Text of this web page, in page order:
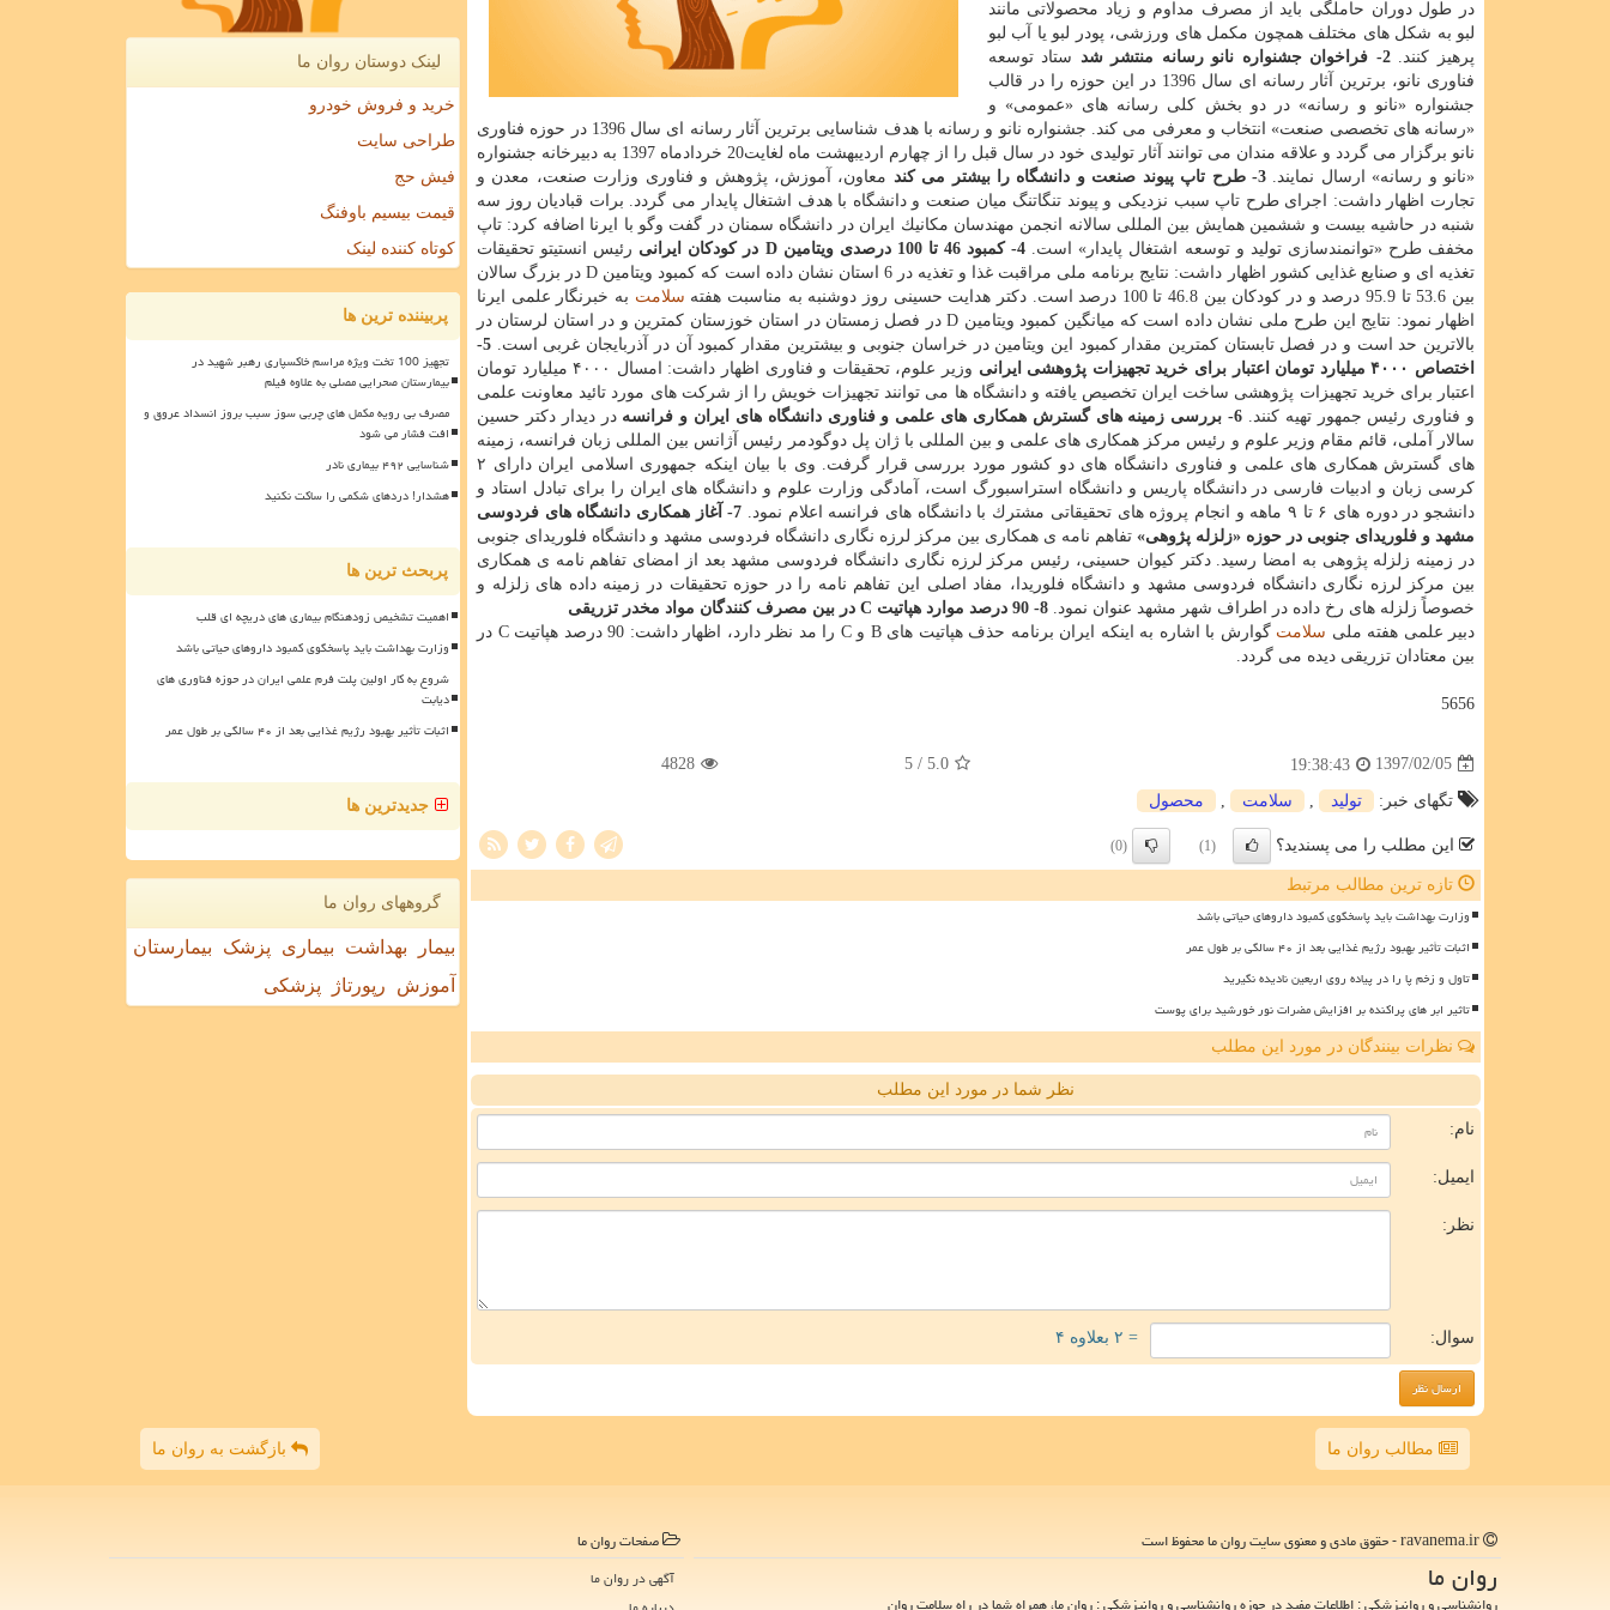
در طول دوران حاملگی باید از مصرف مداوم و زیاد محصولاتی مانند
لبو به شكل های مختلف همچون مكمل های ورزشی، پودر لبو یا آب لبو
پرهیز كنند.2- فراخوان جشنواره نانو رسانه منتشر شد
ستاد توسعه
فناوری نانو، برترین آثار رسانه ای سال 1396 در این حوزه را در قالب
جشنواره «نانو و رسانه» در دو بخش كلی رسانه های «عمومی» و
«رسانه های تخصصی صنعت» انتخاب و معرفی می كند. جشنواره نانو و رسانه با هدف شناسایی برترین آثار رسانه ای سال 1396 در حوزه فناوری
نانو برگزار می گردد و علاقه مندان می توانند آثار تولیدی خود در سال قبل را از چهارم اردیبهشت ماه لغایت20 خردادماه 1397 به دبیرخانه جشنواره
«نانو و رسانه» ارسال نمایند.3- طرح تاپ پیوند صنعت و دانشگاه را بیشتر می كند
معاون، آموزش، پژوهش و فناوری وزارت صنعت، معدن و
تجارت اظهار داشت: اجرای طرح تاپ سبب نزدیكی و پیوند تنگاتنگ میان صنعت و دانشگاه با هدف اشتغال پایدار می گردد. برات قبادیان روز سه
شنبه در حاشیه بیست و ششمین همایش بین المللی سالانه انجمن مهندسان مكانیك ایران در دانشگاه سمنان در گفت وگو با ایرنا اضافه كرد: تاپ
مخفف طرح «توانمندسازی تولید و توسعه اشتغال پایدار» است. 4- كمبود 46 تا 100 درصدی ویتامین D در كودكان ایرانی
رئیس انستیتو تحقیقات
تغذیه ای و صنایع غذایی كشور اظهار داشت: نتایج برنامه ملی مراقبت غذا و تغذیه در 6 استان نشان داده است كه كمبود ویتامین D در بزرگ سالان
بین 53.6 تا 95.9 درصد و در كودكان بین 46.8 تا 100 درصد است. دكتر هدایت حسینی روز دوشنبه به مناسبت هفته
سلامت به خبرنگار علمی ایرنا
اظهار نمود: نتایج این طرح ملی نشان داده است كه میانگین كمبود ویتامین D در فصل زمستان در استان خوزستان كمترین و در استان لرستان در
بالاترین حد است و در فصل تابستان كمترین مقدار كمبود این ویتامین در خراسان جنوبی و بیشترین مقدار كمبود آن در آذربایجان غربی است.
5-
اختصاص ۴۰۰۰ میلیارد تومان اعتبار برای خرید تجهیزات پژوهشی ایرانی
وزیر علوم، تحقیقات و فناوری اظهار داشت: امسال ۴۰۰۰ میلیارد تومان
اعتبار برای خرید تجهیزات پژوهشی ساخت ایران تخصیص یافته و دانشگاه ها می توانند تجهیزات خویش را از شركت های مورد تائید معاونت علمی
و فناوری رئیس جمهور تهیه كنند. 6- بررسی زمینه های گسترش همكاری های علمی و فناوری دانشگاه های ایران و فرانسه
در دیدار دكتر حسین
سالار آملی، قائم مقام وزیر علوم و رئیس مركز همكاری های علمی و بین المللی با ژان پل دوگودمر رئیس آژانس بین المللی زبان فرانسه، زمینه
های گسترش همكاری های علمی و فناوری دانشگاه های دو كشور مورد بررسی قرار گرفت. وی با بیان اینكه جمهوری اسلامی ایران دارای ۲
كرسی زبان و ادبیات فارسی در دانشگاه پاریس و دانشگاه استراسبورگ است، آمادگی وزارت علوم و دانشگاه های ایران را برای تبادل استاد و
دانشجو در دوره های ۶ تا ۹ ماهه و انجام پروژه های تحقیقاتی مشترك با دانشگاه های فرانسه اعلام نمود.
7- آغاز همكاری دانشگاه های فردوسی
مشهد و فلوریدای جنوبی در حوزه «زلزله پژوهی» تفاهم نامه ی همكاری بین مركز لرزه نگاری دانشگاه فردوسی مشهد و دانشگاه فلوریدای جنوبی
در زمینه زلزله پژوهی به امضا رسید. دكتر كیوان حسینی، رئیس مركز لرزه نگاری دانشگاه فردوسی مشهد بعد از امضای تفاهم نامه ی همكاری
بین مركز لرزه نگاری دانشگاه فردوسی مشهد و دانشگاه فلوریدا، مفاد اصلی این تفاهم نامه را در حوزه تحقیقات در زمینه داده های زلزله و
خصوصاً زلزله های رخ داده در اطراف شهر مشهد عنوان نمود. 8- 90 درصد موارد هپاتیت C در بین مصرف كنندگان مواد مخدر تزریقی
دبیر علمی هفته ملی سلامت
گوارش با اشاره به اینكه ایران برنامه حذف هپاتیت های B و C را مد نظر دارد، اظهار داشت: 90 درصد هپاتیت C در
بین معتادان تزریقی دیده می گردد.
5656
1397/02/05
19:38:43
5.0
/ 5
4828
تگهای خبر: تولید سلامت محصول
این مطلب را می پسندید؟ (1)
(0)
تازه ترین مطالب مرتبط
وزارت بهداشت باید پاسخگوی کمبود داروهای حیاتی باشد
اثبات تأثیر بهبود رژیم غذایی بعد از ۴۰ سالگی بر طول عمر
تاول و زخم پا را در پیاده روی اربعین نادیده نگیرید
تاثیر ابر های پراکنده بر افزایش مضرات نور خورشید برای پوست
نظرات بینندگان در مورد این مطلب
نظر شما در مورد این مطلب
نام:
ایمیل:
نظر:
سوال: = ۲ بعلاوه ۴
لینک دوستان روان ما
خرید و فروش خودرو
طراحی سایت
فیش حج
قیمت بیسیم باوفنگ
کوتاه کننده لینک
پربیننده ترین ها
تجهیز 100 تخت ویژه مراسم خاکسپاری رهبر شهید در
بیمارستان صحرایی مصلی به علاوه فیلم
مصرف بی رویه مکمل های چربی سوز سبب بروز انسداد عروق و
افت فشار می شود
شناسایی ۴۹۲ بیماری نادر
هشدار! دردهای شکمی را ساکت نکنید
پربحث ترین ها
اهمیت تشخیص زودهنگام بیماری های دریچه ای قلب
وزارت بهداشت باید پاسخگوی کمبود داروهای حیاتی باشد
شروع به کار اولین پلت فرم علمی ایران در حوزه فناوری های
دیابت
اثبات تأثیر بهبود رژیم غذایی بعد از ۴۰ سالگی بر طول عمر
جدیدترین ها
گروههای روان ما
بیمار بهداشت بیماری پزشک
بیمارستان
آموزش
رپورتاژ پزشکی
مطالب روان ما بازگشت به روان ما
روان ما
روانشناسی و روانپزشکی : اطلاعات مفید در حوزه روانشناسی و روانپزشکی : روان ما، همراه شما در راه سلامت روان
صفحات روان ما
آگهی در روان ما